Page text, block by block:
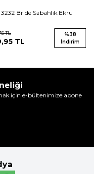
Brıde Sabahlık Ekru
TL
TL
%38
İndirim
için e-bültenimize abone